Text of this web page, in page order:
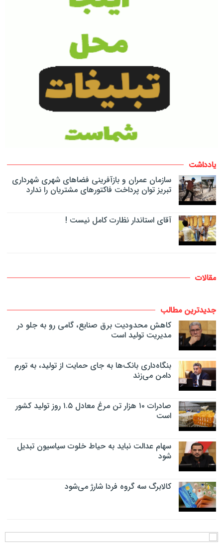
یادداشت
سازمان عمران و بازآفرینی فضاهای شهری شهرداری
تبریز توان پرداخت فاکتورهای مشتریان را ندارد
آقای استاندار نظارت کامل نیست !
مقالات
جدیدترین مطالب
کاهش محدودیت برق صنایع، گامی رو به جلو در
مدیریت تولید است
بنگاه‌داری بانک‌ها به جای حمایت از تولید، به تورم
دامن می‌زند
صادرات ۱۰ هزار تن مرغ معادل ۱.۵ روز تولید کشور
است
سهام عدالت نباید به حیاط خلوت سیاسیون تبدیل
شود
کالابرگ سه گروه فردا شارژ می‌شود